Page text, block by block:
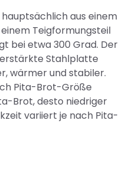
aus einem
Teigformungsteil
bei etwa 300 Grad. Der
Stahlplatte
wärmer und stabiler.
Pita-Brot-Größe
Brot, desto niedriger
variiert je nach Pita-